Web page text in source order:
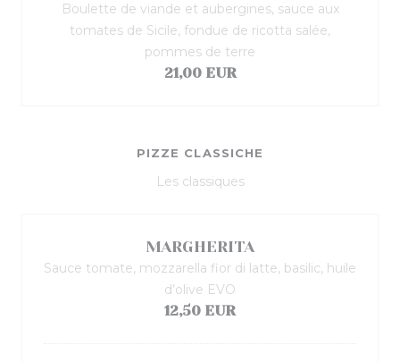
Boulette de viande et aubergines, sauce aux
tomates de Sicile, fondue de ricotta salée,
pommes de terre
21,00 EUR
PIZZE CLASSICHE
Les classiques
MARGHERITA
Sauce tomate, mozzarella fior di latte, basilic, huile
d’olive EVO
12,50 EUR